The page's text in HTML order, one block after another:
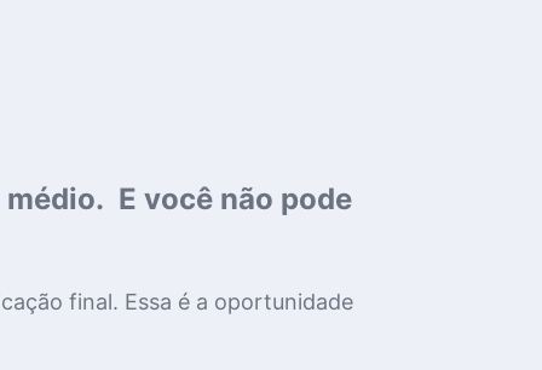
E você não pode
final. Essa é a oportunidade